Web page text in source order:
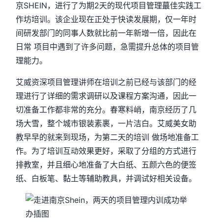
京SHEIN，进行了为期2天的现代项目管理蕞佳实践工
作坊培训。该企业现在正处于快读发展期，仅一年时
间研发部门的同事人数就比前一年新增一倍，因此在
日常 项目中遇到了许多问题，急需提升总体的项目管
理能力。
艾威资深项目管理讲师在培训之前已经与该部门的经
理进行了详细的需求调研以及课程方案沟通，因此一
切准备工作都非常的充分。春寒料峭，南京经历了几
场大雪，整个城市银装素裹，一片洁白。艾威美女助
教早早的就来到现场，为第二天的培训 做场地准备工
作。为了培训互动效果更好，采取了分组的方式进行
排教室，并且细心地准备了大白纸、五颜六色的便签
纸、白板笔、黏土等辅助教具，并调试好相关设备。